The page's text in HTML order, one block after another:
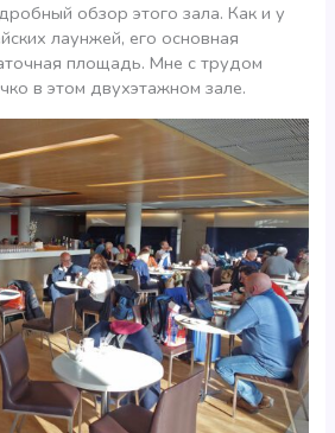
обзор этого зала. Как и у
лаунжей, его основная
площадь. Мне с трудом
в этом двухэтажном зале.